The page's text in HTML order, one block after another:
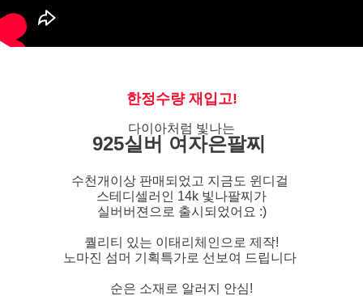
한정수량 재입고!
다이아처럼 빛나는
925실버 여자은팔찌
수천개이상 판매되었고 지금도 윈디걸
스테디셀러인 14k 빛나팔찌가
실버버젼으로 출시되었어요 :)
퀄리티 있는 이태리체인으로 제작!
노마진 섬머 기획특가로 선보여 드립니다
순은 소재로 알러지 안심!